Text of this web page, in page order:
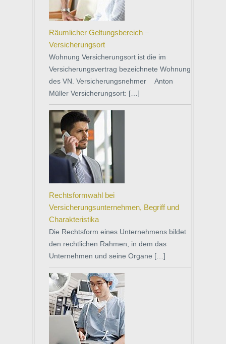
Räumlicher Geltungsbereich –
Versicherungsort
Wohnung Versicherungsort ist die im
Versicherungsvertrag bezeichnete Wohnung
des VN. Versicherungsnehmer Anton
Müller Versicherungsort: […]
Rechtsformwahl bei
Versicherungsunternehmen, Begriff und
Charakteristika
Die Rechtsform eines Unternehmens bildet
den rechtlichen Rahmen, in dem das
Unternehmen und seine Organe […]